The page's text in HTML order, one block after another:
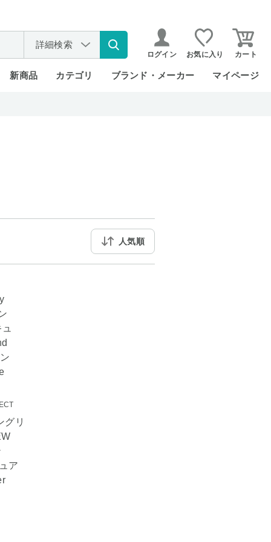
詳細検索
ログイン お気に入り カート
新商品 カテゴリ ブランド・メーカー マイページ
人気順
グリ
ア